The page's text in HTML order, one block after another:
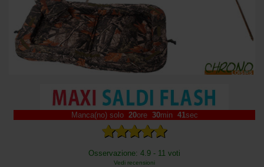
Manca(no) solo 20ore 30min 39 sec
Osservazione: 4.9 - 11 voti
Vedi recensioni